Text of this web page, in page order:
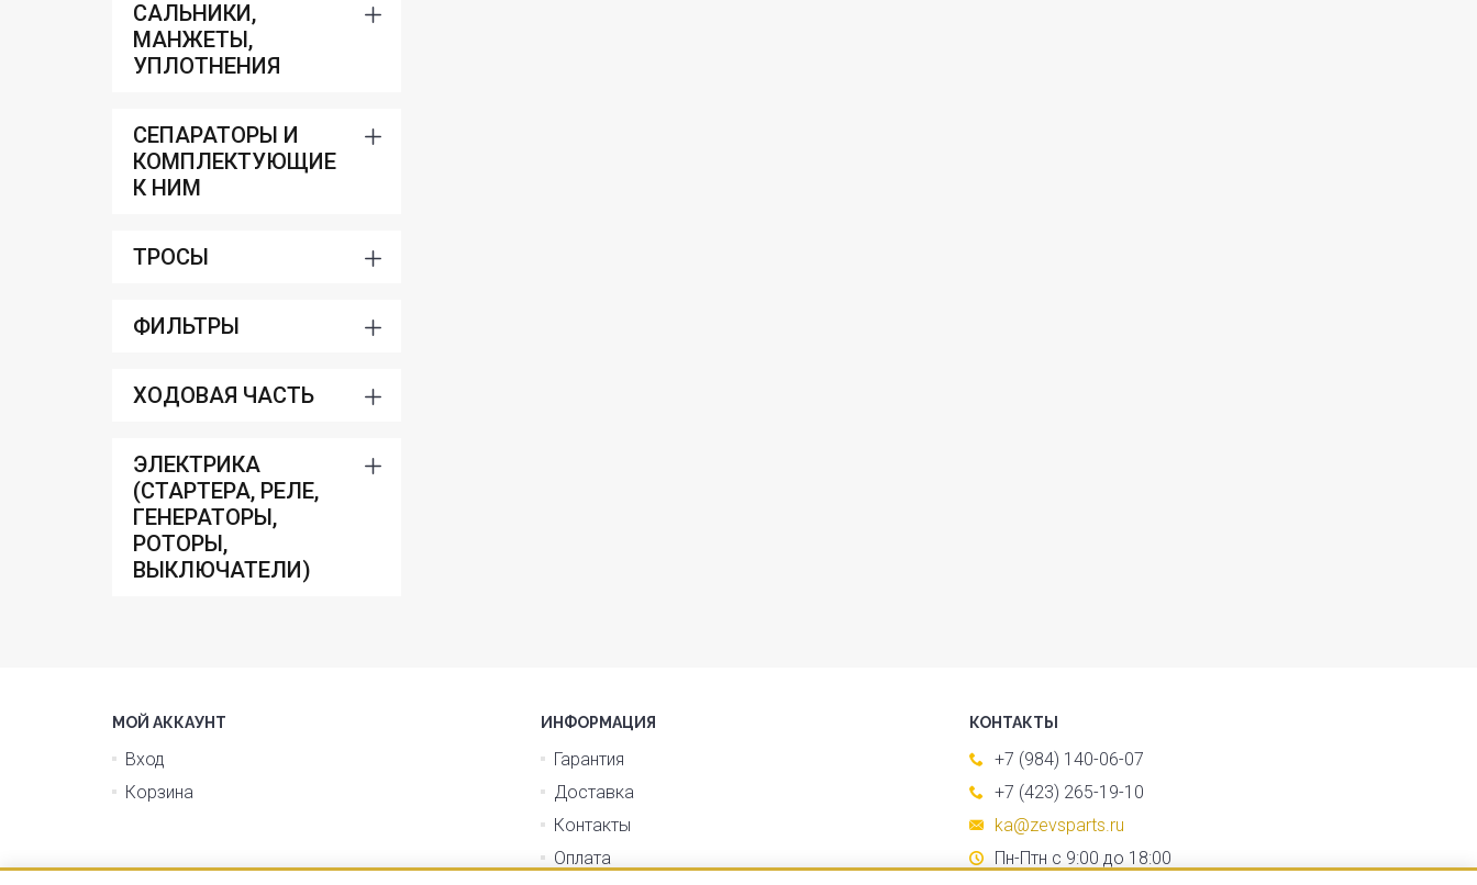
САЛЬНИКИ,
МАНЖЕТЫ,
УПЛОТНЕНИЯ
СЕПАРАТОРЫ И
КОМПЛЕКТУЮЩИЕ
К НИМ
ТРОСЫ
ФИЛЬТРЫ
ХОДОВАЯ ЧАСТЬ
ЭЛЕКТРИКА
(СТАРТЕРА, РЕЛЕ,
ГЕНЕРАТОРЫ,
РОТОРЫ,
ВЫКЛЮЧАТЕЛИ)
МОЙ АККАУНТ
Вход
Корзина
ИНФОРМАЦИЯ
Гарантия
Доставка
Контакты
Оплата
КОНТАКТЫ
+7 (984) 140-06-07
+7 (423) 265-19-10
ka@zevsparts.ru
Пн-Птн с 9:00 до 18:00